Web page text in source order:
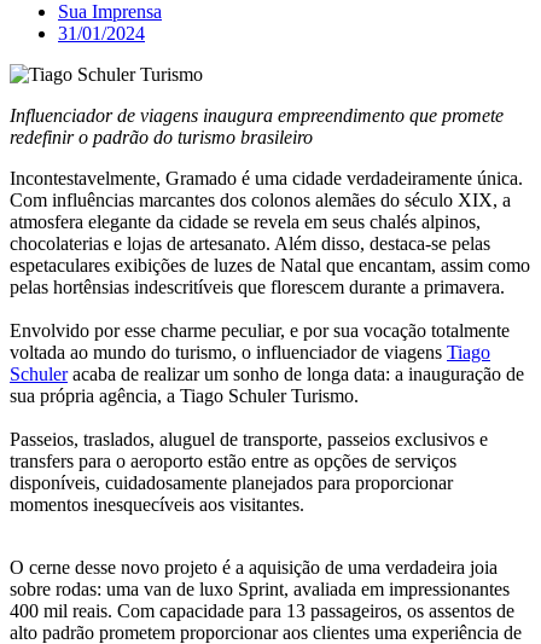
Sua Imprensa
31/01/2024
Influenciador de viagens inaugura empreendimento que promete
redefinir o padrão do turismo brasileiro
Incontestavelmente, Gramado é uma cidade verdadeiramente única.
Com influências marcantes dos colonos alemães do século XIX, a
atmosfera elegante da cidade se revela em seus chalés alpinos,
chocolaterias e lojas de artesanato. Além disso, destaca-se pelas
espetaculares exibições de luzes de Natal que encantam, assim como
pelas hortênsias indescritíveis que florescem durante a primavera.
Envolvido por esse charme peculiar, e por sua vocação totalmente
voltada ao mundo do turismo, o influenciador de viagens Tiago
Schuleracaba de realizar um sonho de longa data: a inauguração de
sua própria agência, a Tiago Schuler Turismo.
Passeios, traslados, aluguel de transporte, passeios exclusivos e
transfers para o aeroporto estão entre as opções de serviços
disponíveis, cuidadosamente planejados para proporcionar
momentos inesquecíveis aos visitantes.
O cerne desse novo projeto é a aquisição de uma verdadeira joia
sobre rodas: uma van de luxo Sprint, avaliada em impressionantes
400 mil reais. Com capacidade para 13 passageiros, os assentos de
alto padrão prometem proporcionar aos clientes uma experiência de